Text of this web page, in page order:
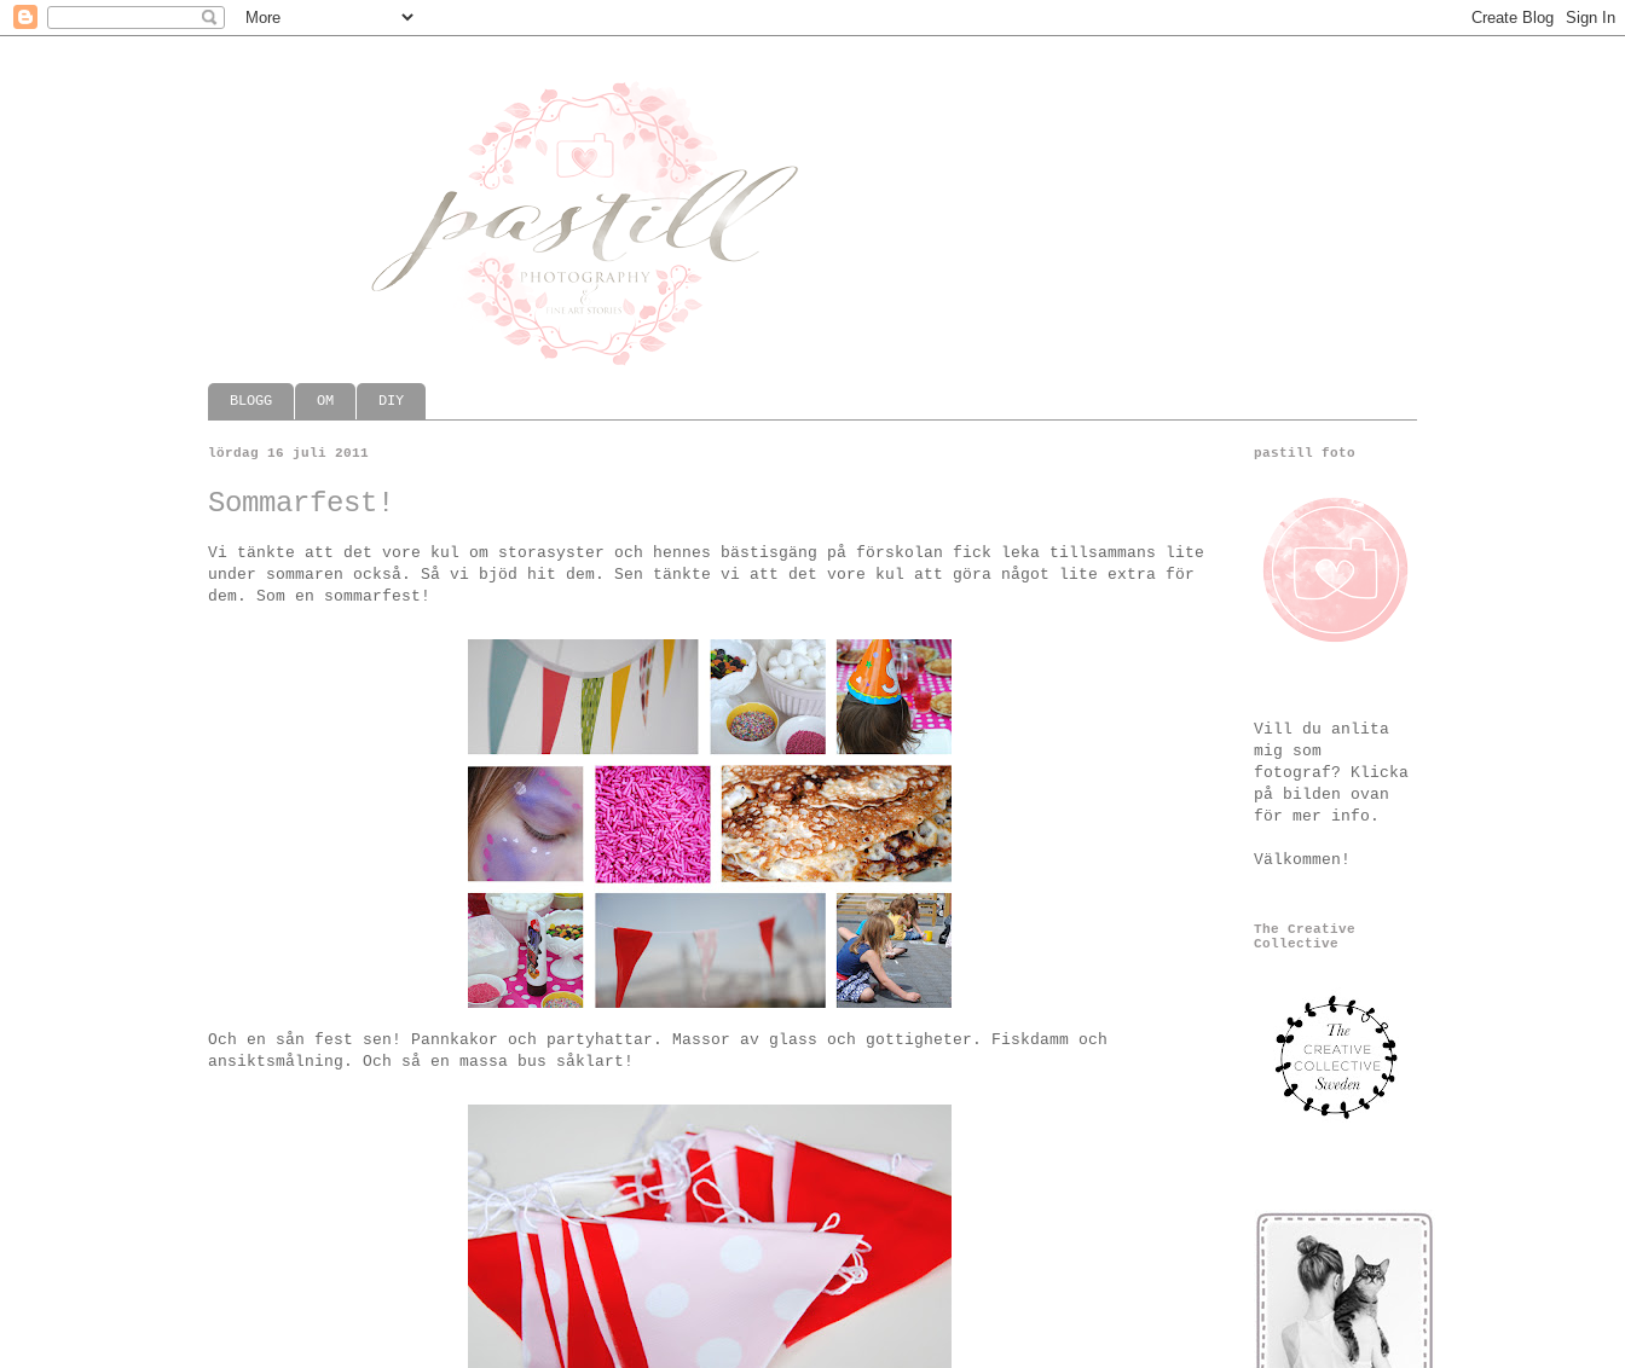
BLOGG OM DIY
lördag 16 juli 2011
Sommarfest!
Vi tänkte att det vore kul om storasyster och hennes bästisgäng på förskolan fick leka tillsammans lite
under sommaren också. Så vi bjöd hit dem. Sen tänkte vi att det vore kul att göra något lite extra för
dem. Som en sommarfest!
Och en sån fest sen! Pannkakor och partyhattar. Massor av glass och gottigheter. Fiskdamm och
ansiktsmålning. Och så en massa bus såklart!
pastill foto
Vill du anlita
mig som
fotograf? Klicka
på bilden ovan
för mer info.
Välkommen!
The Creative
Collective